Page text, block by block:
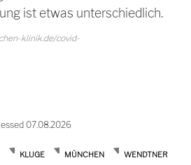
ist etwas unterschiedlich.
klinik.de/covid-
07.08.2026
KLUGE MÜNCHEN
WENDTNER